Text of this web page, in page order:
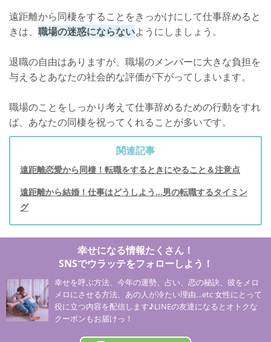
遠距離から同棲をすることをきっかけにして仕事辞めると
きは、 職場の迷惑にならないようにしましょう。
退職の自由はありますが、職場のメンバーに大きな負担を
与えるとあなたの社会的な評価が下がってしまいます。
職場のことをしっかり考えて仕事辞めるための行動をすれ
ば、あなたの同棲を祝ってくれることが多いです。
関連記事
遠距離恋愛から同棲！転職をするときにやること＆注意点
遠距離から結婚！仕事はどうしよう…男の転職するタイミン
グ
幸せになる情報たくさん！
SNSでウラッテをフォローしよう！
幸せを呼ぶ方法、今年の運勢、占い、恋の秘訣、彼をメロ
メロにさせる方法、あの人が冷たい理由…etc 女性にとって
役に立つ内容を配信します♪LINEの友達になるとオトクな
クーポンもお届けっ！